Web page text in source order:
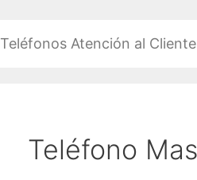
Teléfonos Atención al Cliente
Teléfono